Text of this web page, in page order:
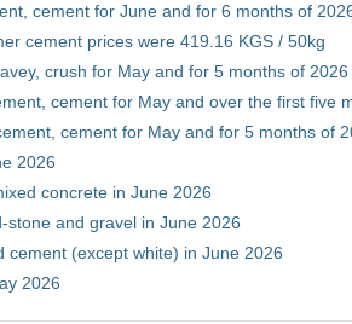
cement for June and for 6 months of
cement prices were 419.16 KGS / 50kg
crush for May and for 5 months of
cement for May and over the first five
cement for May and for 5 months of
2026
concrete in June 2026
and gravel in June 2026
cement (except white) in June 2026
2026